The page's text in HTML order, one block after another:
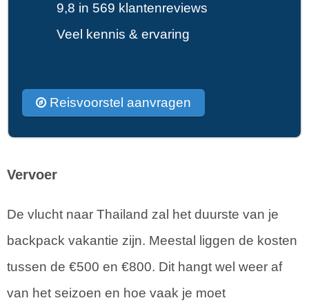
9,8 in 569 klantenreviews
Veel kennis & ervaring
Reisvoorstel aanvragen
Vervoer
De vlucht naar Thailand zal het duurste van je
backpack vakantie zijn. Meestal liggen de kosten
tussen de €500 en €800. Dit hangt wel weer af
van het seizoen en hoe vaak je moet